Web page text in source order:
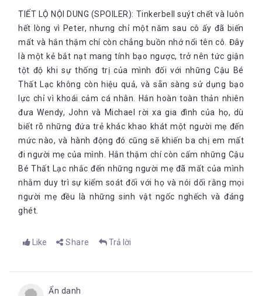
TIẾT LỘ NỘI DUNG (SPOILER): Tinkerbell suýt chết và luôn
hết lòng vì Peter, nhưng chỉ một năm sau cô ấy đã biến
mất và hắn thậm chí còn chẳng buồn nhớ nổi tên cô. Đây
là một kẻ bắt nạt mang tính bạo ngược, trở nên tức giận
tột độ khi sự thống trị của mình đối với những Cậu Bé
Thất Lạc không còn hiệu quả, và sẵn sàng sử dụng bạo
lực chỉ vì khoái cảm cá nhân. Hắn hoàn toàn thản nhiên
đưa Wendy, John và Michael rời xa gia đình của họ, dù
biết rõ những đứa trẻ khác khao khát một người mẹ đến
mức nào, và hành động đó cũng sẽ khiến ba chị em mất
đi người mẹ của mình. Hắn thậm chí còn cấm những Cậu
Bé Thất Lạc nhắc đến những người mẹ đã mất của mình
nhằm duy trì sự kiểm soát đối với họ và nói dối rằng mọi
người mẹ đều là những sinh vật ngốc nghếch và đáng
ghét.
Like Share Trả lời
Ẩn danh